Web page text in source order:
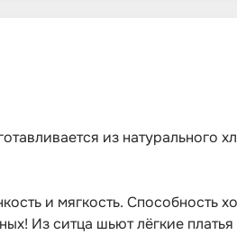
из натурального
и мягкость. Способность
Из ситца шьют лёгкие